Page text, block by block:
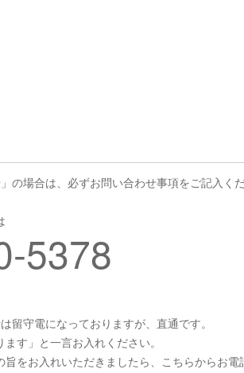
の場合は、必ずお問い合わせ事項をご記入くだ
5378
留守電になっておりますが、直通です。
ます」と一言お入れください。
をお入れいただきましたら、こちらからお電